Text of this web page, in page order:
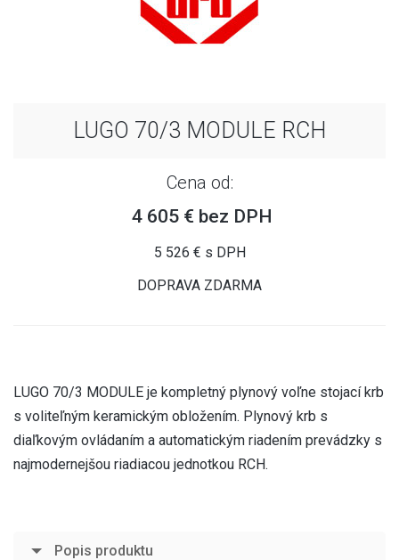
LUGO 70/3 MODULE RCH
Cena od:
4 605 € bez DPH
5 526 € s DPH
DOPRAVA ZDARMA
LUGO 70/3 MODULE je kompletný plynový voľne stojací krb
s voliteľným keramickým obložením. Plynový krb s
diaľkovým ovládaním a automatickým riadením prevádzky s
najmodernejšou riadiacou jednotkou RCH.
Popis produktu